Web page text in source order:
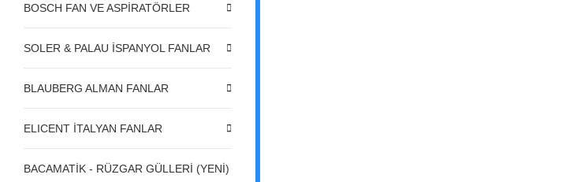
BOSCH FAN VE ASPİRATÖRLER
SOLER & PALAU İSPANYOL FANLAR
BLAUBERG ALMAN FANLAR
ELICENT İTALYAN FANLAR
BACAMATİK - RÜZGAR GÜLLERİ (YENİ)